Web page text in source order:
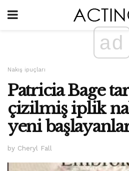
ad
Nakış ipuçları
Patricia Bage
çizilmiş iplik
yeni
by Cheryl Fall